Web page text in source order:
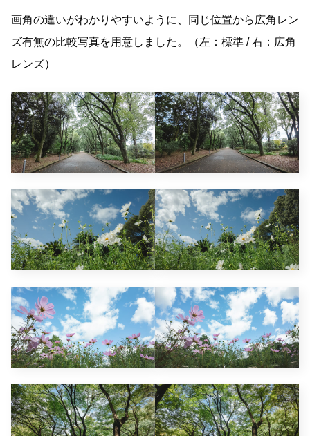
画角の違いがわかりやすいように、同じ位置から広角レン
ズ有無の比較写真を用意しました。（左：標準 / 右：広角
レンズ）